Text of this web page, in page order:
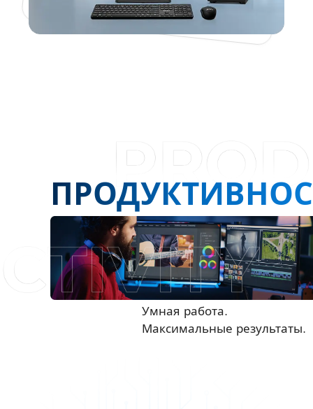
Умная работа.
Максимальные результаты.